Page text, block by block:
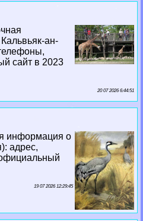
ан-
сайт в 2023
20 07 2026 6:44:51
информация о
адрес,
19 07 2026 12:29:45